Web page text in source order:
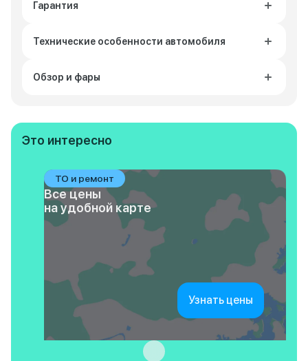
Гарантия
Технические особенности автомобиля
Обзор и фары
Это интересно
ТО и ремонт
Все цены
на удобной карте
Узнать цены